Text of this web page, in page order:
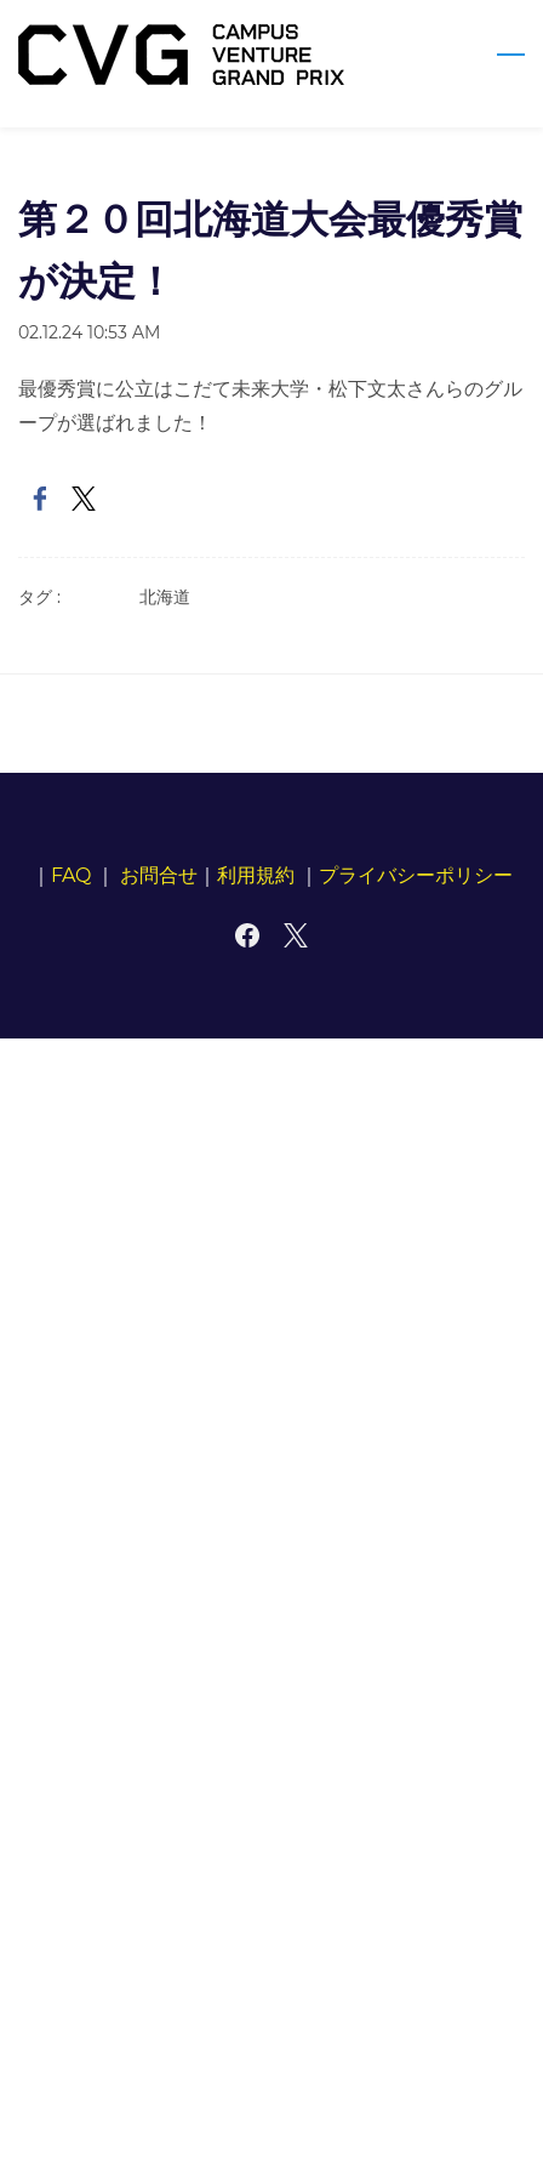
main
第２０回北海道大会最優秀賞
が決定！
02.12.24 10:53 AM
最優秀賞に公立はこだて未来大学・松下文太さんらのグル
ープが選ばれました！
タグ : 北海道
｜ FAQ｜ お問合せ｜ 利用規約 ｜ プライバシーポリシー